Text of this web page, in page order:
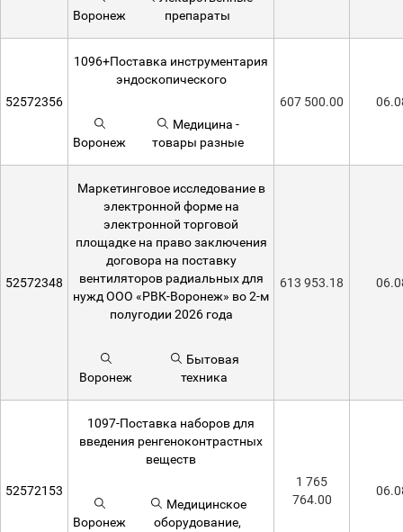
Воронеж
препараты
52572356
1096+Поставка инструментария
эндоскопического
Воронеж
Медицина -
товары разные
607 500.00
52572348
Маркетинговое исследование в
электронной форме на
электронной торговой
площадке на право заключения
договора на поставку
вентиляторов радиальных для
нужд ООО «РВК-Воронеж» во 2-м
полугодии 2026 года
Воронеж
Бытовая
техника
613 953.18
52572153
1097-Поставка наборов для
введения ренгеноконтрастных
веществ
Воронеж
Медицинское
оборудование,
1 765
764.00